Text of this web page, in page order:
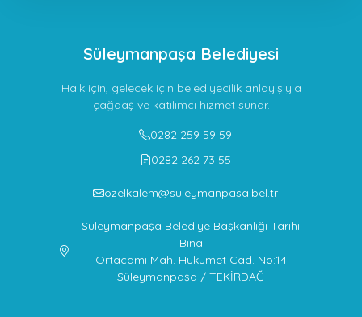
Süleymanpaşa Belediyesi
Halk için, gelecek için belediyecilik anlayışıyla
çağdaş ve katılımcı hizmet sunar.
0282 259 59 59
0282 262 73 55
ozelkalem@suleymanpasa.bel.tr
Süleymanpaşa Belediye Başkanlığı Tarihi
Bina
Ortacami Mah. Hükümet Cad. No:14
Süleymanpaşa / TEKİRDAĞ